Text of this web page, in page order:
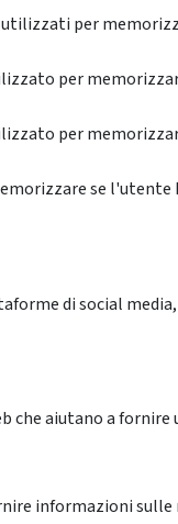
per
per
per
se
di social
che aiutano a
informazioni